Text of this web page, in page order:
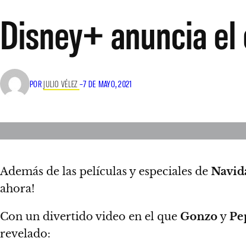
Disney+ anuncia
POR JULIO VÉLEZ –7 DE MAYO, 2021
Además de las películas y especiales de
ahora!
Con un divertido video en el que Gonzoy
revelado: